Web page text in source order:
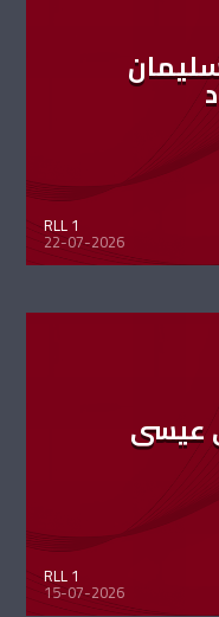
RLL 1
22-07-2026
عيسى
RLL 1
15-07-2026